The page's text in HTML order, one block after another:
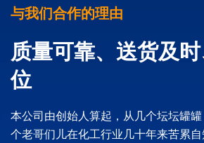
与我们合作的理由
质量可靠、送货及
位
本公司由创始人算起，从几个坛坛罐
个老哥们儿在化工行业几十年来苦累